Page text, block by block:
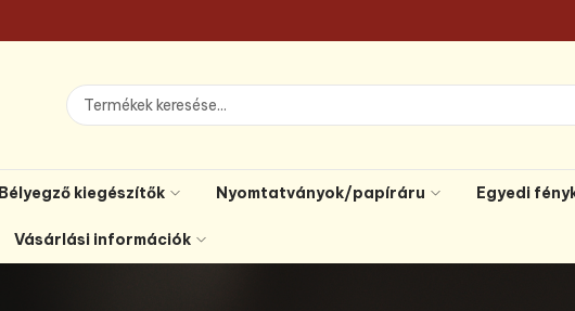
Bélyegző kiegészítők Nyomtatványok/papíráru Egyedi
Vásárlási információk